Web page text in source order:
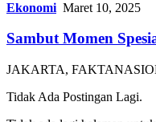
Ekonomi Maret 10, 2025
Sambut Momen
JAKARTA,
Tidak Ada Postingan Lagi.